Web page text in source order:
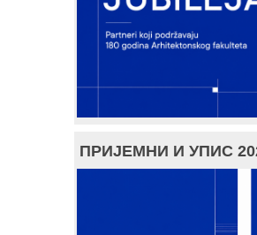
ПРИЈЕМНИ И УПИС